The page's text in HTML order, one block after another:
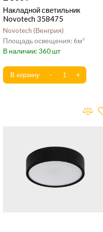
Накладной светильник
Novotech 358475
Novotech Венгрия
6
360